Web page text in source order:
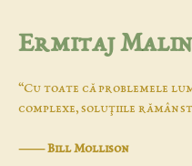
Ermitaj Malin
“Cu toate că problemele
complexe, soluţiile rămân
―Bill Mollison